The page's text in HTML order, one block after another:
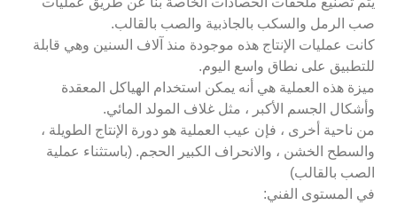
صب الرمل والسكب بالجاذبية والصب بالقالب.
كانت عمليات الإنتاج هذه موجودة منذ آلاف السنين وهي قابلة
للتطبيق على نطاق واسع اليوم.
ميزة هذه العملية هي أنه يمكن استخدام الهياكل المعقدة
وأشكال الجسم الأكبر ، مثل غلاف المولد المائي.
من ناحية أخرى ، فإن عيب العملية هو دورة الإنتاج الطويلة ،
والسطح الخشن ، والانحراف الكبير الحجم. (باستثناء عملية
الصب بالقالب)
في المستوى الفني: